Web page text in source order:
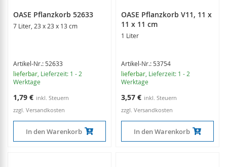
OASE Pflanzkorb 52633
7 Liter, 23 x 23 x 13 cm
Artikel-Nr.: 52633
lieferbar , Lieferzeit: 1 - 2
Werktage
1,79 €
zzgl. Versandkosten
In den Warenkorb
OASE Pflanzkorb V11, 11 x
11 x 11 cm
1 Liter
Artikel-Nr.: 53754
lieferbar , Lieferzeit: 1 - 2
Werktage
3,57 €
zzgl. Versandkosten
In den Warenkorb